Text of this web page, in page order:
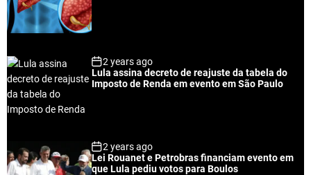
2 years ago
Lula assina decreto de reajuste da tabela do
Imposto de Renda em evento em São Paulo
2 years ago
Lei Rouanet e Petrobras financiam evento em
que Lula pediu votos para Boulos